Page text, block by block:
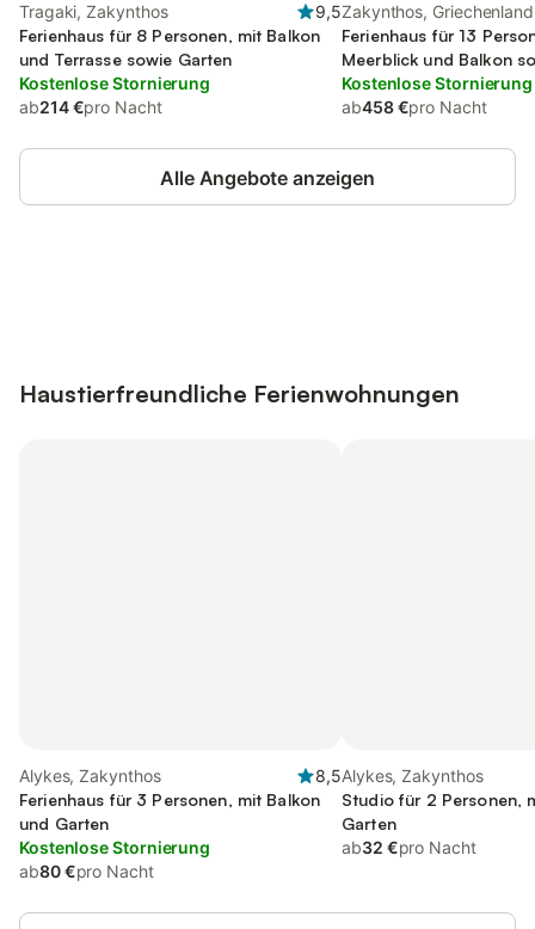
Tragaki, Zakynthos
9,5
Ferienhaus für 8 Personen, mit Balkon
und Terrasse sowie Garten
Kostenlose Stornierung
ab214 €pro Nacht
Zakynthos, Griechenland
Ferienhaus für 13
Meerblick und Balkon
und Garten
Kostenlose Stornierung
ab458 €pro Nacht
Alle Angebote anzeigen
Haustierfreundliche Ferienwohnungen
Alykes, Zakynthos
8,5
Ferienhaus für 3 Personen, mit Balkon
und Garten
Kostenlose Stornierung
ab80 €pro Nacht
Alykes, Zakynthos
Studio für 2 Personen,
Garten
ab32 €pro Nacht